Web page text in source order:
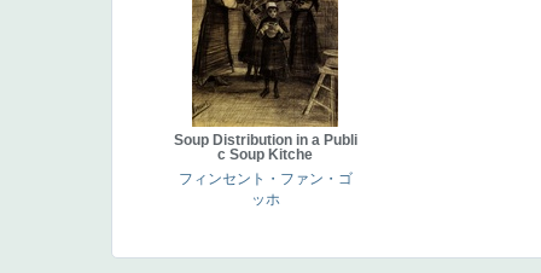
Soup Distribution in a Publi
c Soup Kitche
フィンセント・ファン・ゴ
ッホ